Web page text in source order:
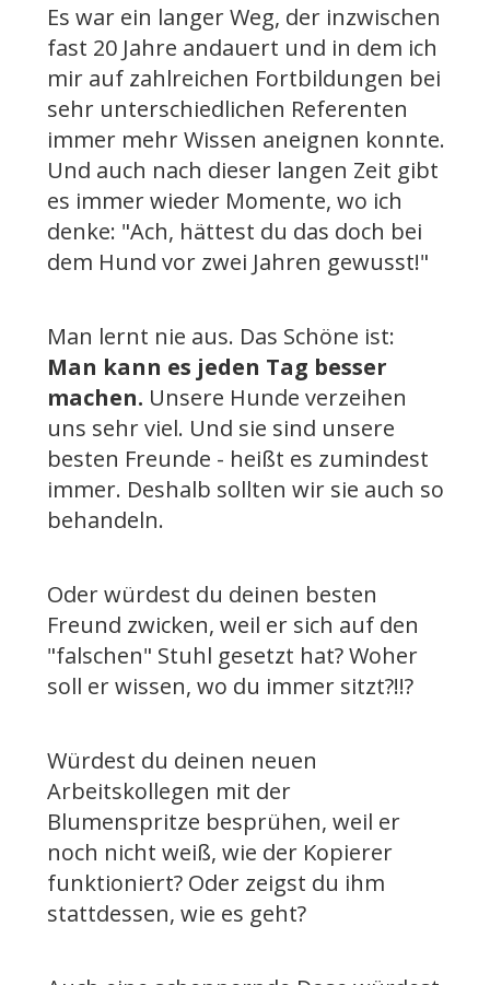
Es war ein langer Weg, der inzwischen
fast 20 Jahre andauert und in dem ich
mir auf zahlreichen Fortbildungen bei
sehr unterschiedlichen Referenten
immer mehr Wissen aneignen konnte.
Und auch nach dieser langen Zeit gibt
es immer wieder Momente, wo ich
denke: "Ach, hättest du das doch bei
dem Hund vor zwei Jahren gewusst!"
Man lernt nie aus. Das Schöne ist:
Man kann es jeden Tag besser
machen. Unsere Hunde verzeihen
uns sehr viel. Und sie sind unsere
besten Freunde - heißt es zumindest
immer. Deshalb sollten wir sie auch so
behandeln.
Oder würdest du deinen besten
Freund zwicken, weil er sich auf den
"falschen" Stuhl gesetzt hat? Woher
soll er wissen, wo du immer sitzt?!!?
Würdest du deinen neuen
Arbeitskollegen mit der
Blumenspritze besprühen, weil er
noch nicht weiß, wie der Kopierer
funktioniert? Oder zeigst du ihm
stattdessen, wie es geht?